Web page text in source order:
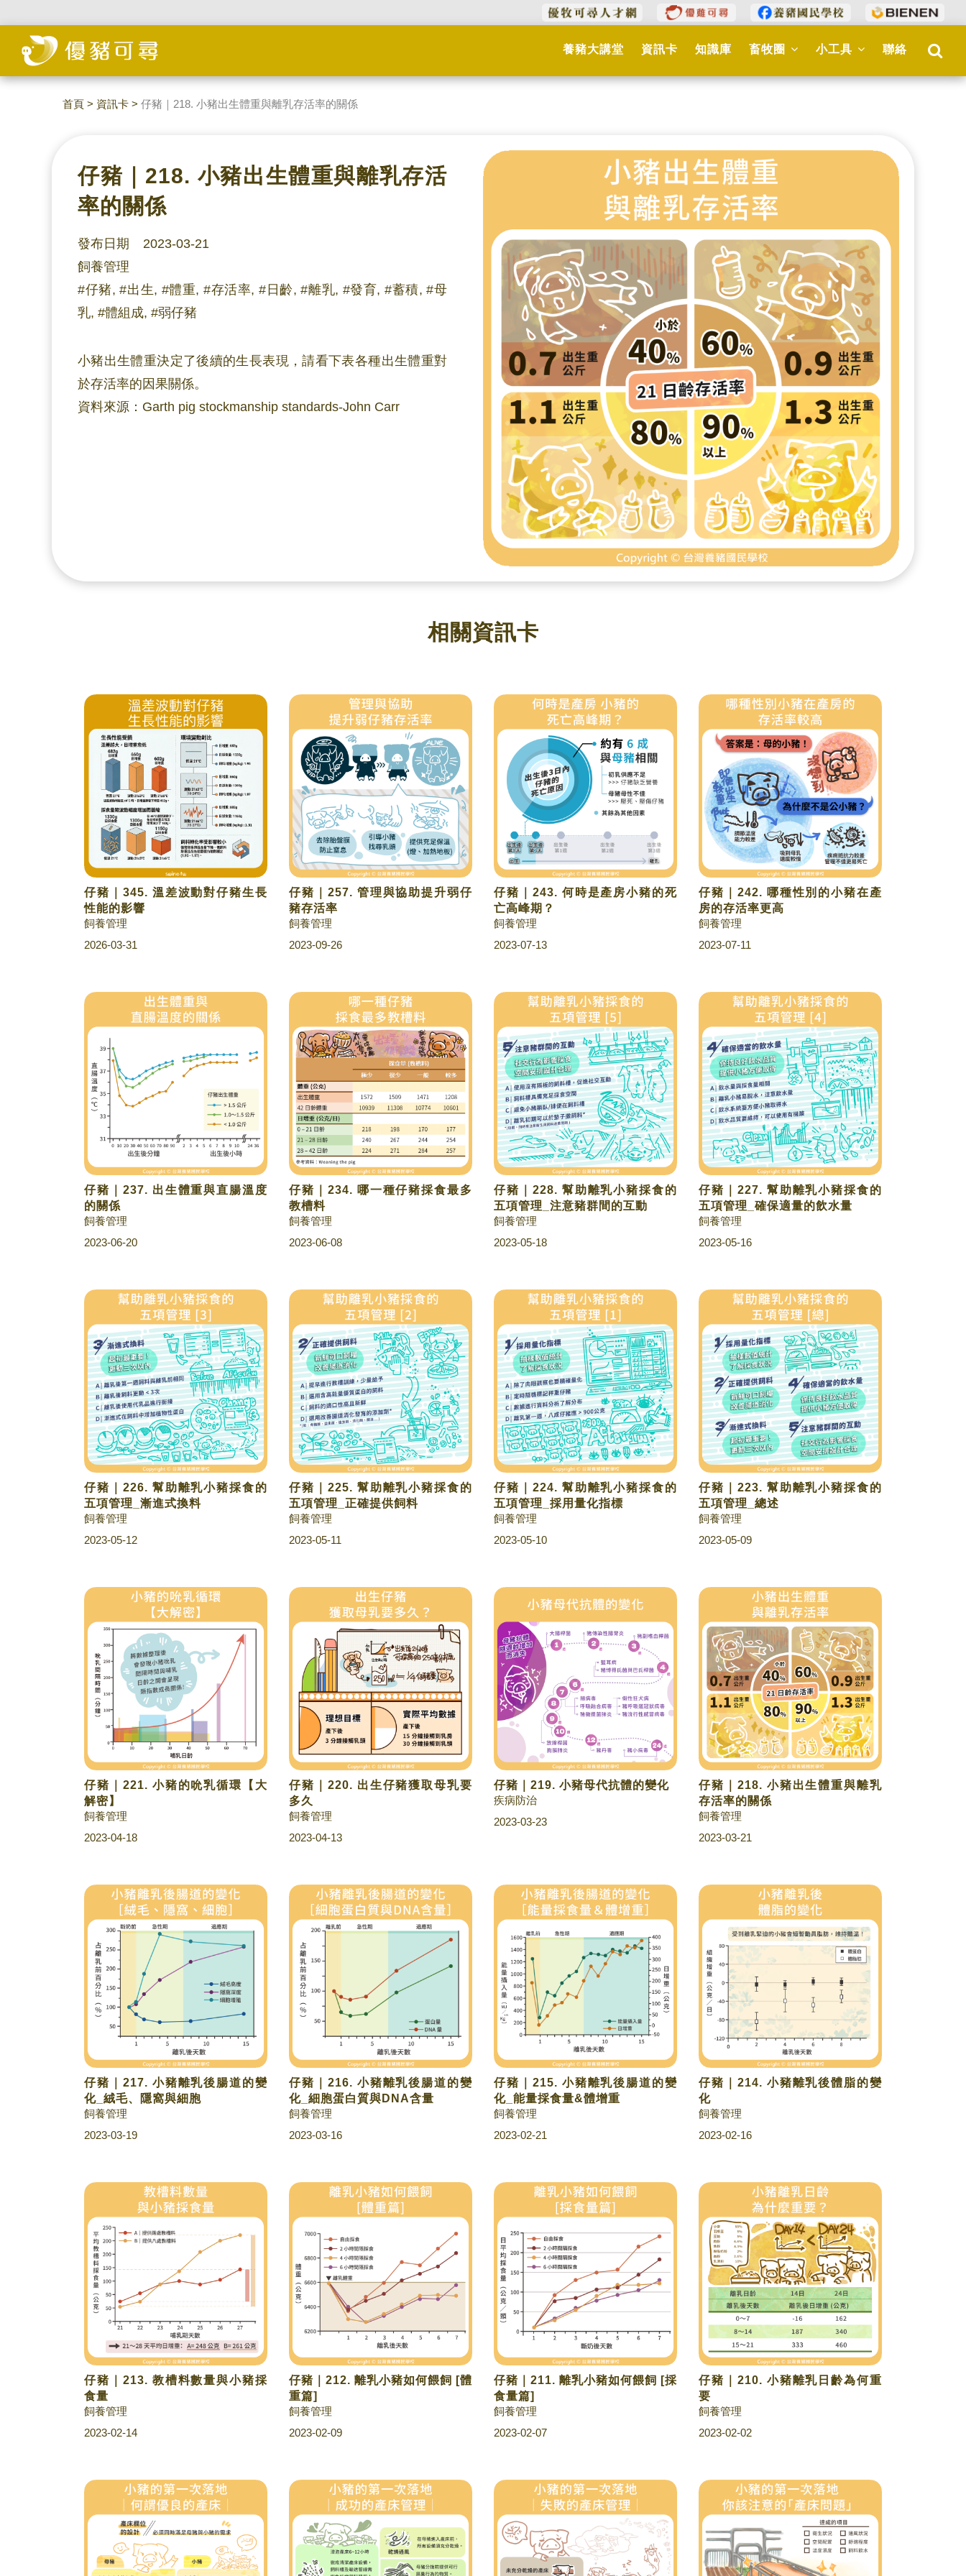
養豬大講堂 資訊卡 知識庫 畜牧圈 小工具 聯絡
首頁 > 資訊卡 > 仔豬｜218. 小豬出生體重與離乳存活率的關係
仔豬｜218. 小豬出生體重與離乳存活
率的關係
發布日期 2023-03-21
飼養管理
#仔豬, #出生, #體重, #存活率, #日齡, #離乳, #發育, #蓄積, #母
乳, #體組成, #弱仔豬
小豬出生體重決定了後續的生長表現，請看下表各種出生體重對
於存活率的因果關係。
資料來源：Garth pig stockmanship standards-John Carr
相關資訊卡
仔豬｜345. 溫差波動對仔豬生長
性能的影響
飼養管理
2026-03-31
仔豬｜257. 管理與協助提升弱仔
豬存活率
飼養管理
2023-09-26
仔豬｜243. 何時是產房小豬的死
亡高峰期？
飼養管理
2023-07-13
仔豬｜242. 哪種性別的小豬在產
房的存活率更高
飼養管理
2023-07-11
仔豬｜237. 出生體重與直腸溫度
的關係
飼養管理
2023-06-20
仔豬｜234. 哪一種仔豬採食最多
教槽料
飼養管理
2023-06-08
仔豬｜228. 幫助離乳小豬採食的
五項管理_注意豬群間的互動
飼養管理
2023-05-18
仔豬｜227. 幫助離乳小豬採食的
五項管理_確保適量的飲水量
飼養管理
2023-05-16
仔豬｜226. 幫助離乳小豬採食的
五項管理_漸進式換料
飼養管理
2023-05-12
仔豬｜225. 幫助離乳小豬採食的
五項管理_正確提供飼料
飼養管理
2023-05-11
仔豬｜224. 幫助離乳小豬採食的
五項管理_採用量化指標
飼養管理
2023-05-10
仔豬｜223. 幫助離乳小豬採食的
五項管理_總述
飼養管理
2023-05-09
仔豬｜221. 小豬的吮乳循環【大
解密】
飼養管理
2023-04-18
仔豬｜220. 出生仔豬獲取母乳要
多久
飼養管理
2023-04-13
仔豬｜219. 小豬母代抗體的變化
疾病防治
2023-03-23
仔豬｜218. 小豬出生體重與離乳
存活率的關係
飼養管理
2023-03-21
仔豬｜217. 小豬離乳後腸道的變
化_絨毛、隱窩與細胞
飼養管理
2023-03-19
仔豬｜216. 小豬離乳後腸道的變
化_細胞蛋白質與DNA含量
飼養管理
2023-03-16
仔豬｜215. 小豬離乳後腸道的變
化_能量採食量&體增重
飼養管理
2023-02-21
仔豬｜214. 小豬離乳後體脂的變
化
飼養管理
2023-02-16
仔豬｜213. 教槽料數量與小豬採
食量
飼養管理
2023-02-14
仔豬｜212. 離乳小豬如何餵飼 [體
重篇]
飼養管理
2023-02-09
仔豬｜211. 離乳小豬如何餵飼 [採
食量篇]
飼養管理
2023-02-07
仔豬｜210. 小豬離乳日齡為何重
要
飼養管理
2023-02-02